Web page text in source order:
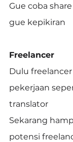
Gue coba
gue kepikiran
Freelancer
Dulu
pekerjaan
translator
Sekarang
potensi